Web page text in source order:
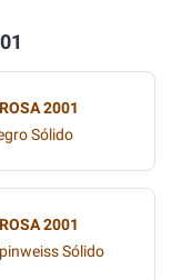
2001
Sólido
2001
Sólido